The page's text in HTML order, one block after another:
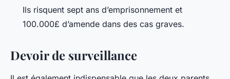
Ils risquent sept ans d’emprisonnement et
100.000£ d’amende dans des cas graves.
Devoir de surveillance